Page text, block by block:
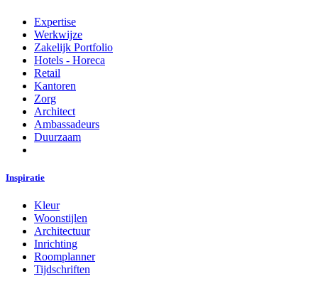
Expertise
Werkwijze
Zakelijk Portfolio
Hotels - Horeca
Retail
Kantoren
Zorg
Architect
Ambassadeurs
Duurzaam
Inspiratie
Kleur
Woonstijlen
Architectuur
Inrichting
Roomplanner
Tijdschriften